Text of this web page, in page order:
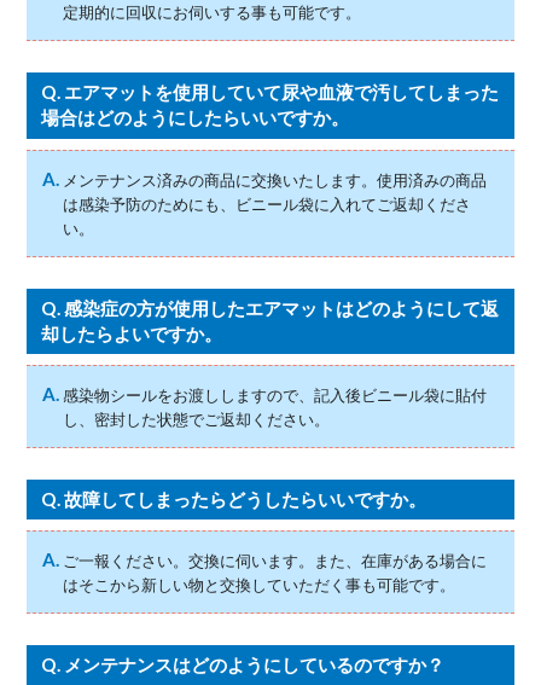
定期的に回収にお伺いする事も可能です。
Q. エアマットを使用していて尿や血液で汚してしまった
場合はどのようにしたらいいですか。
A.
メンテナンス済みの商品に交換いたします。使用済みの商品
は感染予防のためにも、ビニール袋に入れてご返却くださ
い。
Q. 感染症の方が使用したエアマットはどのようにして返
却したらよいですか。
A.感染物シールをお渡ししますので、記入後ビニール袋に貼付
し、密封した状態でご返却ください。
Q.故障してしまったらどうしたらいいですか。
A. ご一報ください。交換に伺います。また、在庫がある場合に
はそこから新しい物と交換していただく事も可能です。
Q. メンテナンスはどのようにしているのですか？